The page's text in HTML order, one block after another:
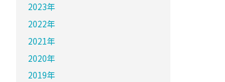
2023年
2022年
2021年
2020年
2019年